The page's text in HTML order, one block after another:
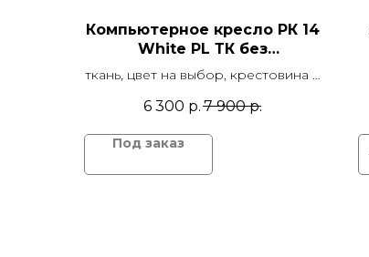
Компьютерное кресло РК 14
White PL ТК без
подлокотников
ткань, цвет на выбор, крестовина d
регулировки по высоте
6 300 р. 7 900 р.